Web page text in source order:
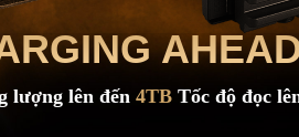
lượng lên đến 4TBTốc độ đọc